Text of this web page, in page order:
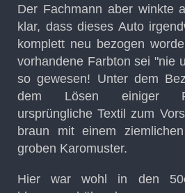
Der Fachmann aber winkte
klar, dass dieses Auto
komplett neu bezogen
vorhandene Farbton sei "nie
so gewesen! Unter dem
dem Lösen einiger
ursprüngliche Textil zum
braun mit einem
groben Karomuster.
Hier war wohl in den